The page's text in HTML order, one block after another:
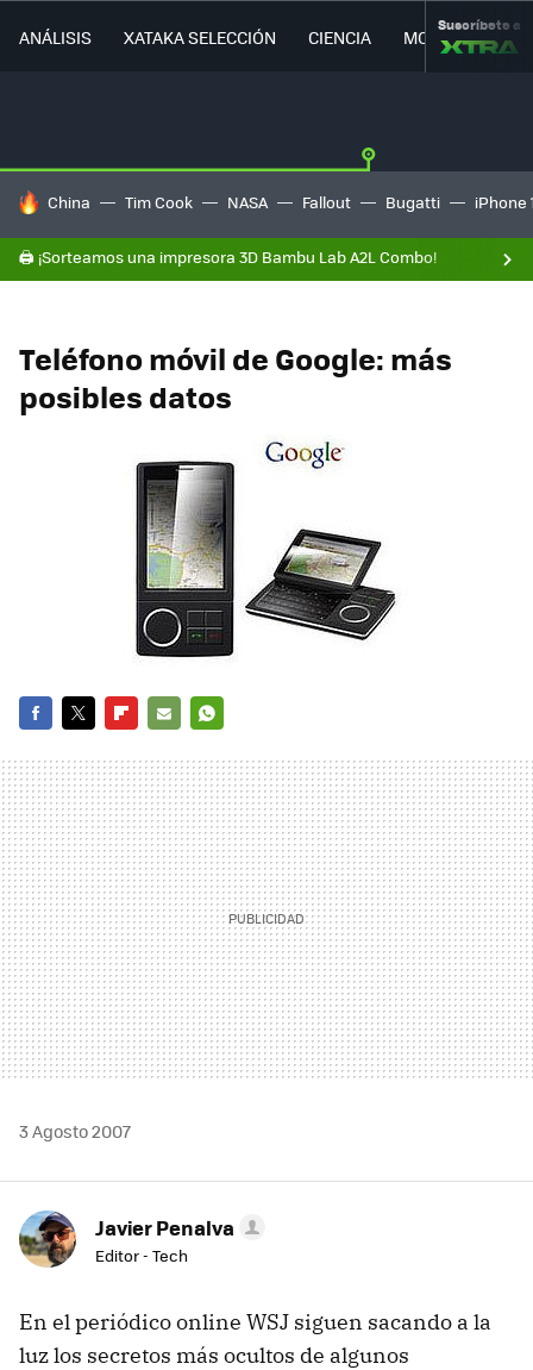
ANÁLISIS XATAKA SELECCIÓN CIENCIA MOVILIDAD
Suscríbete a
HOY SE HABLA DE
China Tim Cook NASA Fallout Bugatti iPhone
🖨️ ¡Sorteamos una impresora 3D Bambu Lab A2L Combo!
Teléfono móvil de Google: más
posibles datos
MAIL
3 Agosto 2007
Javier Penalva
Editor - Tech
En el periódico online WSJ siguen sacando a la
luz los secretos más ocultos de algunos